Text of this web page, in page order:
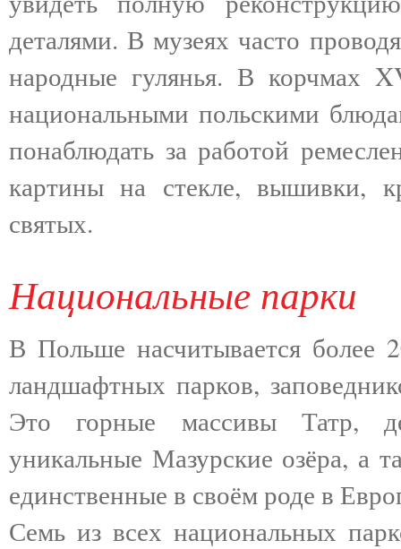
деталями. В музеях часто
народные гулянья. В корчмах
национальными польскими
понаблюдать за работой
картины на стекле, вышивки,
святых.
Национальные парки
В Польше насчитывается более
ландшафтных парков,
Это горные массивы Татр,
уникальные Мазурские озёра, а
единственные в своём роде в
Семь из всех национальных